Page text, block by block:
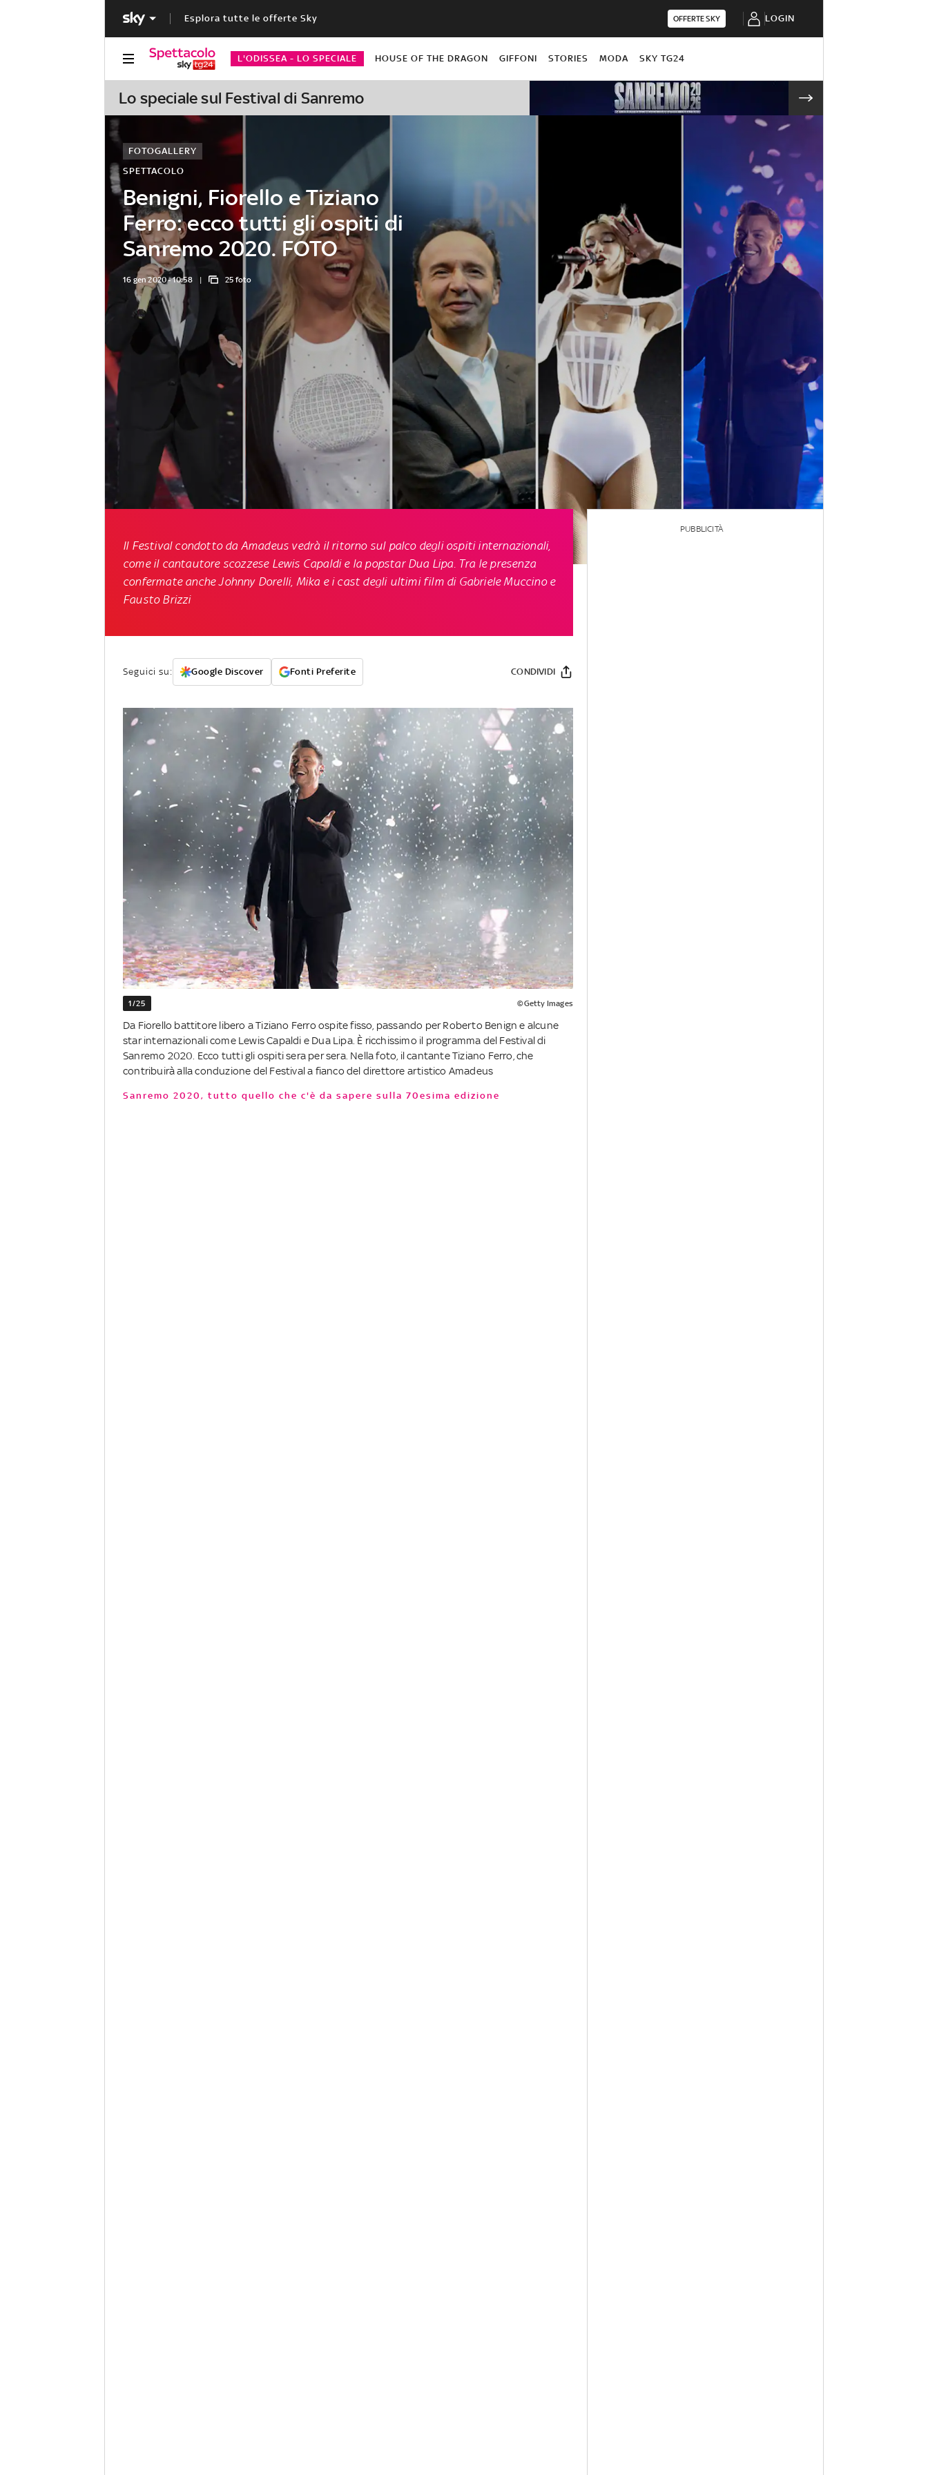
Esplora tutte le offerte Sky OFFERTE SKY LOGIN
L'ODISSEA - LO SPECIALE HOUSE OF THE DRAGON GIFFONI STORIES MODA SKY TG24
Lo speciale sul Festival di Sanremo
Benigni, Fiorello e Tiziano
Ferro: ecco tutti gli ospiti di
Sanremo 2020. FOTO
SPETTACOLO
FOTOGALLERY
16 gen 2020 - 10:58 25 foto
Il Festival condotto da Amadeus vedrà il ritorno sul palco degli ospiti internazionali,
come il cantautore scozzese Lewis Capaldi e la popstar Dua Lipa. Tra le presenza
confermate anche Johnny Dorelli, Mika e i cast degli ultimi film di Gabriele Muccino e
Fausto Brizzi
Seguici su: Google Discover Fonti Preferite CONDIVIDI
1/25 ©Getty Images
Da Fiorello battitore libero a Tiziano Ferro ospite fisso, passando per Roberto Benign e alcune
star internazionali come Lewis Capaldi e Dua Lipa. È ricchissimo il programma del Festival di
Sanremo 2020. Ecco tutti gli ospiti sera per sera. Nella foto, il cantante Tiziano Ferro, che
contribuirà alla conduzione del Festival a fianco del direttore artistico Amadeus
Sanremo 2020, tutto quello che c'è da sapere sulla 70esima edizione
PUBBLICITÀ